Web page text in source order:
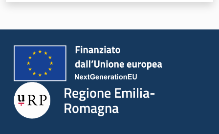
Argomenti
Regione Emilia-
Romagna